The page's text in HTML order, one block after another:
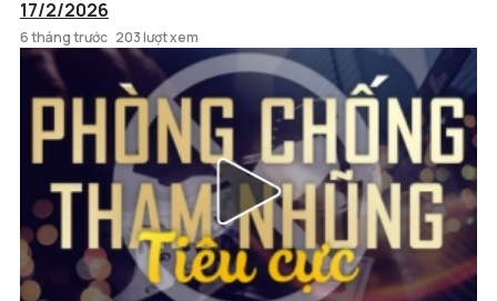
17/2/2026
6 tháng trước 203 lượt xem